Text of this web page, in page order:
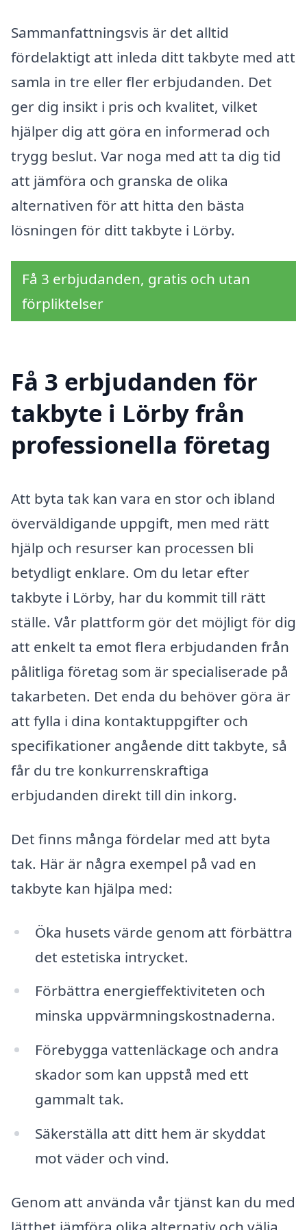
Sammanfattningsvis är det alltid
fördelaktigt att inleda ditt takbyte med att
samla in tre eller fler erbjudanden. Det
ger dig insikt i pris och kvalitet, vilket
hjälper dig att göra en informerad och
trygg beslut. Var noga med att ta dig tid
att jämföra och granska de olika
alternativen för att hitta den bästa
lösningen för ditt takbyte i Lörby.
Få 3 erbjudanden, gratis och utan
förpliktelser
Få 3 erbjudanden för
takbyte i Lörby från
professionella företag
Att byta tak kan vara en stor och ibland
överväldigande uppgift, men med rätt
hjälp och resurser kan processen bli
betydligt enklare. Om du letar efter
takbyte i Lörby, har du kommit till rätt
ställe. Vår plattform gör det möjligt för dig
att enkelt ta emot flera erbjudanden från
pålitliga företag som är specialiserade på
takarbeten. Det enda du behöver göra är
att fylla i dina kontaktuppgifter och
specifikationer angående ditt takbyte, så
får du tre konkurrenskraftiga
erbjudanden direkt till din inkorg.
Det finns många fördelar med att byta
tak. Här är några exempel på vad en
takbyte kan hjälpa med:
Öka husets värde genom att förbättra
det estetiska intrycket.
Förbättra energieffektiviteten och
minska uppvärmningskostnaderna.
Förebygga vattenläckage och andra
skador som kan uppstå med ett
gammalt tak.
Säkerställa att ditt hem är skyddat
mot väder och vind.
Genom att använda vår tjänst kan du med